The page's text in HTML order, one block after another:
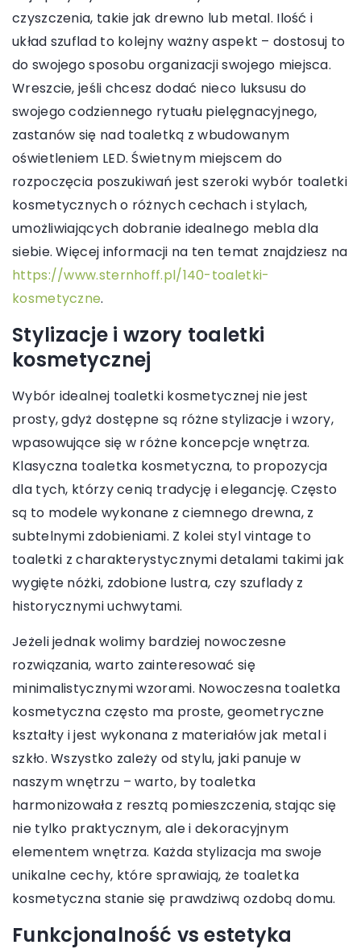
czyszczenia, takie jak drewno lub metal. Ilość i
układ szuflad to kolejny ważny aspekt – dostosuj to
do swojego sposobu organizacji swojego miejsca.
Wreszcie, jeśli chcesz dodać nieco luksusu do
swojego codziennego rytuału pielęgnacyjnego,
zastanów się nad toaletką z wbudowanym
oświetleniem LED. Świetnym miejscem do
rozpoczęcia poszukiwań jest szeroki wybór toaletki
kosmetycznych o różnych cechach i stylach,
umożliwiających dobranie idealnego mebla dla
siebie.Więcej informacji na ten temat znajdziesz na
https://www.sternhoff.pl/140-toaletki-
kosmetyczne.
Stylizacje i wzory toaletki
kosmetycznej
Wybór idealnej toaletki kosmetycznej nie jest
prosty, gdyż dostępne są różne stylizacje i wzory,
wpasowujące się w różne koncepcje wnętrza.
Klasyczna toaletka kosmetyczna, to propozycja
dla tych, którzy cenią tradycję i elegancję. Często
są to modele wykonane z ciemnego drewna, z
subtelnymi zdobieniami. Z kolei styl vintage to
toaletki z charakterystycznymi detalami takimi jak
wygięte nóżki, zdobione lustra, czy szuflady z
historycznymi uchwytami.
Jeżeli jednak wolimy bardziej nowoczesne
rozwiązania, warto zainteresować się
minimalistycznymi wzorami. Nowoczesna toaletka
kosmetyczna często ma proste, geometryczne
kształty i jest wykonana z materiałów jak metal i
szkło. Wszystko zależy od stylu, jaki panuje w
naszym wnętrzu – warto, by toaletka
harmonizowała z resztą pomieszczenia, stając się
nie tylko praktycznym, ale i dekoracyjnym
elementem wnętrza. Każda stylizacja ma swoje
unikalne cechy, które sprawiają, że toaletka
kosmetyczna stanie się prawdziwą ozdobą domu.
Funkcjonalność vs estetyka